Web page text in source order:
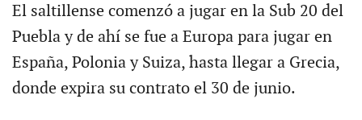
El saltillense comenzó a jugar en la Sub 20 del
Puebla y de ahí se fue a Europa para jugar en
España, Polonia y Suiza, hasta llegar a Grecia,
donde expira su contrato el 30 de junio.